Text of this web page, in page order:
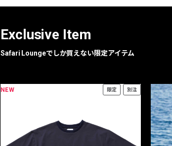
フォーカスブランド
Exclusive Item
Safari Loungeでしか買えない限定アイテム
NEW 限定 別注